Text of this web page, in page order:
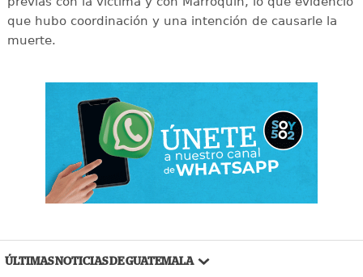
que hubo coordinación y una intención de causarle la
muerte.
ÚLTIMAS NOTICIAS DE GUATEMALA